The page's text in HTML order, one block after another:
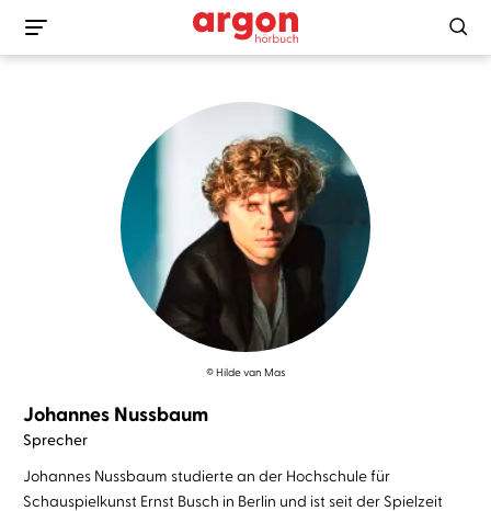
© Hilde van Mas
Johannes Nussbaum
Sprecher
Johannes Nussbaum studierte an der Hochschule für
Schauspielkunst Ernst Busch in Berlin und ist seit der Spielzeit